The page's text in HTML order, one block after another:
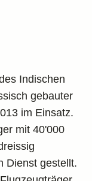
Indischen
gebauter
im Einsatz.
mit 40'000
Dienst gestellt.